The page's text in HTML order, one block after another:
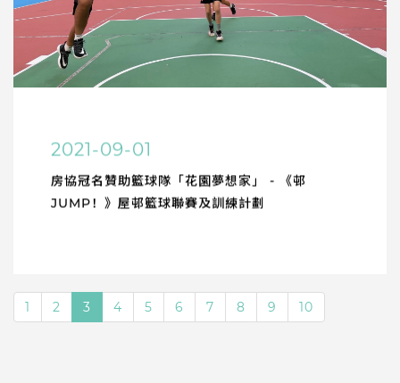
2021-09-01
房協冠名贊助籃球隊「花園夢想家」 - 《邨
JUMP！》屋邨籃球聯賽及訓練計劃
1 2 3 4 5 6 7 8 9 10